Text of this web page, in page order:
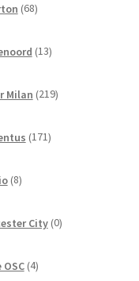
68izdelkov
13izdelkov
Milan 219izdelkov
171izdelkov
8izdelkov
City 0izdelkov
4izdelki